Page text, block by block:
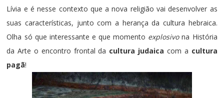
Lívia e é nesse contexto que a nova religião vai desenvolver as
suas características, junto com a herança da cultura hebraica.
Olha só que interessante e que momento explosivona História
da Arte o encontro frontal da cultura judaica com a cultura
pagã!